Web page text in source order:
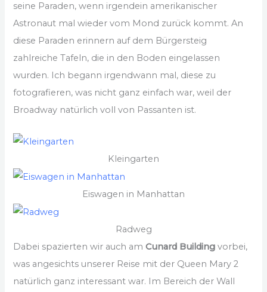
seine Paraden, wenn irgendein amerikanischer
Astronaut mal wieder vom Mond zurück kommt. An
diese Paraden erinnern auf dem Bürgersteig
zahlreiche Tafeln, die in den Boden eingelassen
wurden. Ich begann irgendwann mal, diese zu
fotografieren, was nicht ganz einfach war, weil der
Broadway natürlich voll von Passanten ist.
Kleingarten
Eiswagen in Manhattan
Radweg
Dabei spazierten wir auch amCunard Building vorbei,
was angesichts unserer Reise mit der Queen Mary 2
natürlich ganz interessant war. Im Bereich der Wall